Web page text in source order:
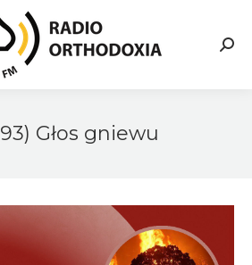
Głos gniewu